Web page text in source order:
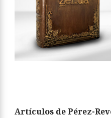
Artículos de Pérez-